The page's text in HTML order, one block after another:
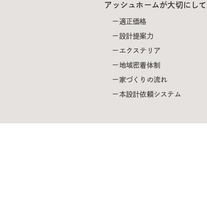
アッシュホームが大切にし
適正価格
設計提案力
エクステリア
地域密着体制
家づくりの流れ
本設計依頼システム